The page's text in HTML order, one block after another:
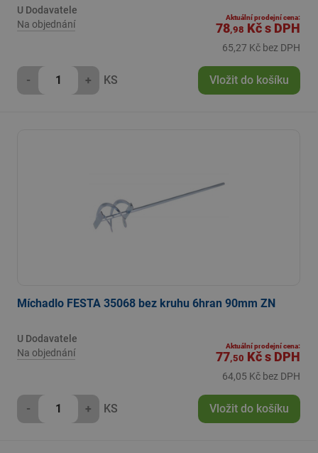
U Dodavatele
Na objednání
Aktuální prodejní cena:
78,98 Kčs DPH
65,27 Kč bez DPH
- + KS Vložit do košíku
Míchadlo FESTA 35068 bez kruhu 6hran 90mm ZN
U Dodavatele
Na objednání
Aktuální prodejní cena:
77,50 Kčs DPH
64,05 Kč bez DPH
- + KS Vložit do košíku